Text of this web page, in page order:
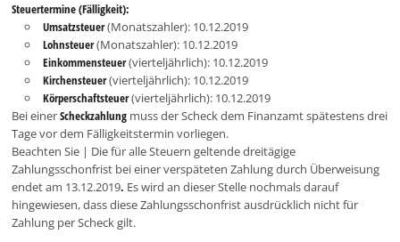
Steuertermine (Fälligkeit):
Umsatzsteuer(Monatszahler): 10.12.2019
Lohnsteuer(Monatszahler): 10.12.2019
Einkommensteuer(vierteljährlich): 10.12.2019
Kirchensteuer(vierteljährlich): 10.12.2019
Körperschaftsteuer(vierteljährlich): 10.12.2019
Bei einerScheckzahlung muss der Scheck dem Finanzamt spätestens drei
Tage vor dem Fälligkeitstermin vorliegen.
Beachten Sie | Die für alle Steuern geltende dreitägige
Zahlungsschonfrist bei einer verspäteten Zahlung durch Überweisung
endet am 13.12.2019. Es wird an dieser Stelle nochmals darauf
hingewiesen, dass diese Zahlungsschonfrist ausdrücklich nicht für
Zahlung per Scheck gilt.